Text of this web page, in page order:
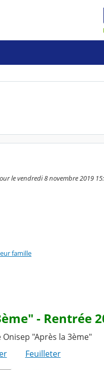
le vendredi 8 novembre 2019
famille
- Rentrée
"Après la 3ème"
Feuilleter